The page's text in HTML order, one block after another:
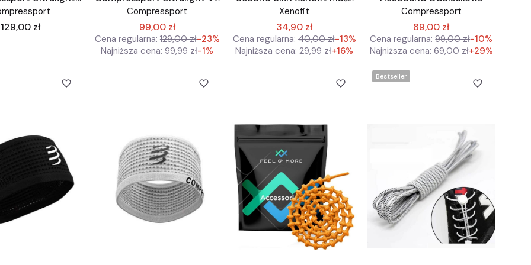
Cena
129,00 zł
czarny
Compressport
99,00 zł
Cena regularna: 129,00 zł-23%
Najniższa cena: 99,99 zł-1%
Żel
Xenofit
34,90 zł
Cena regularna: 40,00 zł-13%
Najniższa cena: 29,99 zł+16%
Compressport
89,00 zł
Cena regularna: 99,00 zł-10%
Najniższa cena: 69,00 zł+29%
Bestseller